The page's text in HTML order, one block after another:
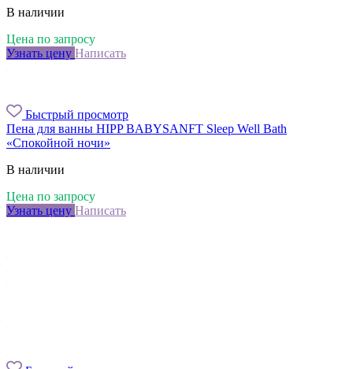
В наличии
Цена по запросу
Узнать цену Написать
Быстрый просмотр
Пена для ванны HIPP BABYSANFT Sleep Well Bath
«Спокойной ночи»
В наличии
Цена по запросу
Узнать цену Написать